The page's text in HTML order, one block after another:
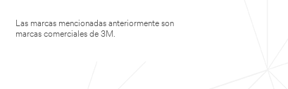
Las marcas mencionadas anteriormente son
marcas comerciales de 3M.